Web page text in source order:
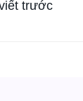
trước